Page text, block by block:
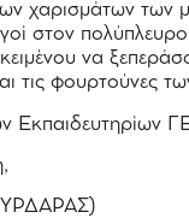
χαρισμάτων των
στον
να
τις φουρτούνες
Εκπαιδευτηρίων